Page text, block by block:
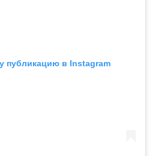
публикацию в Instagram